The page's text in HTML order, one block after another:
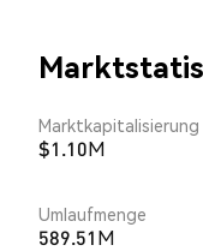
Marktkapitalisierung
$1.10M
Umlaufmenge
589.51M